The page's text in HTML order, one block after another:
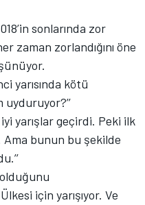
sonlarında zor
zaman zorlandığını öne
yarısında kötü
uyduruyor?’’
iyi yarışlar geçirdi. Peki ilk
Ama bunun bu şekilde
için yarışıyor. Ve